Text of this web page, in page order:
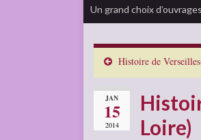
Un grand choix
Histoire de
JAN
15
2014
Loire)